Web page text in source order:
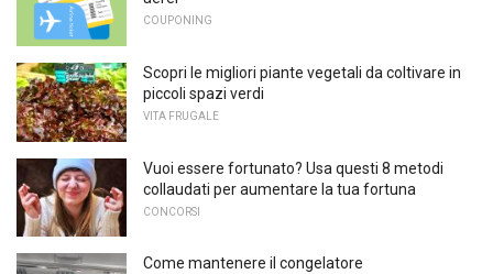
COUPONING
Scopri le migliori piante vegetali da coltivare in
piccoli spazi verdi
VITA FRUGALE
Vuoi essere fortunato? Usa questi 8 metodi
collaudati per aumentare la tua fortuna
CONCORSI
Come mantenere il congelatore